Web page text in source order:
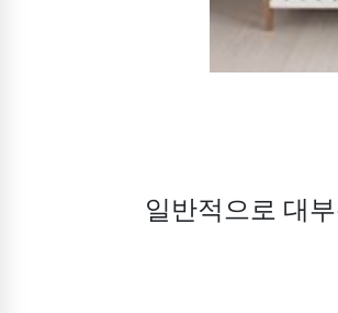
일반적으로 대